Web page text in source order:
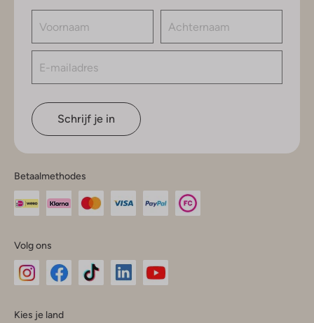
Schrijf je in
Betaalmethodes
Volg ons
Kies je land